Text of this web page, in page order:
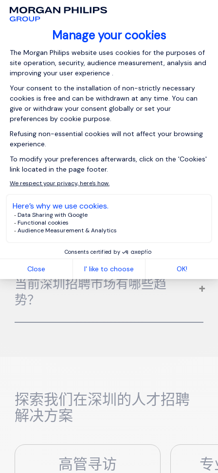
常见问题
为什么选择深圳的招聘机构？
猎头与招聘机构有何区别？
贵公司是否在深圳提供招聘服
当前深圳招聘市场有哪些趋
势？
探索我们在深圳的人才招聘
解决方案
高管寻访 专